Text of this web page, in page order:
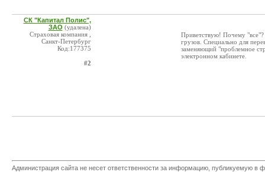
СК "Капитал Полис",
ЗАО (удалена)
Страховая компания ,
Санкт-Петербург
Код:177375
#2
Приветствую! Почему "все"?
грузов. Специально для
заменяющий "проблемное
электронном кабинете.
Администрация сайта не несет ответственности за информацию, публикуемую